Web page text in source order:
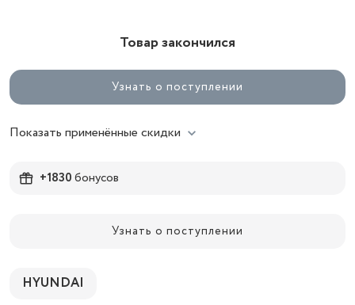
Товар закончился
Узнать о поступлении
Показать применённые скидки
+1830бонусов
Узнать о поступлении
HYUNDAI